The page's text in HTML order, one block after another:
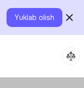
Yuklab olish